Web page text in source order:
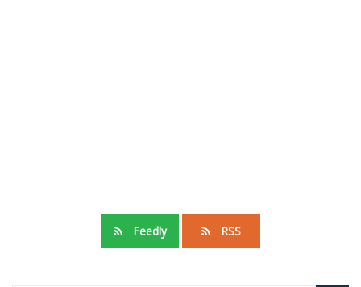
Feedly RSS